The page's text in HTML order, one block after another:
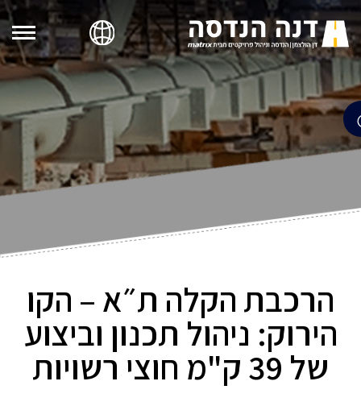
הרכבת הקלה ת״א – הקו
הירוק: ניהול תכנון וביצוע
של 39 ק"מ חוצי רשויות